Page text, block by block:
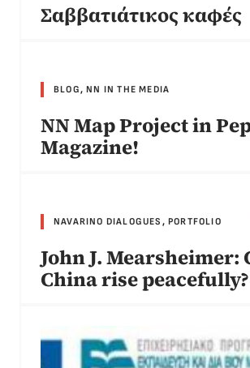
Σαββατιάτικος καφές
BLOG,NN IN THE MEDIA
NN Map Project in
Magazine!
NAVARINO DIALOGUES ,PORTFOLIO
John J. Mearsheimer:
China rise peacefully?